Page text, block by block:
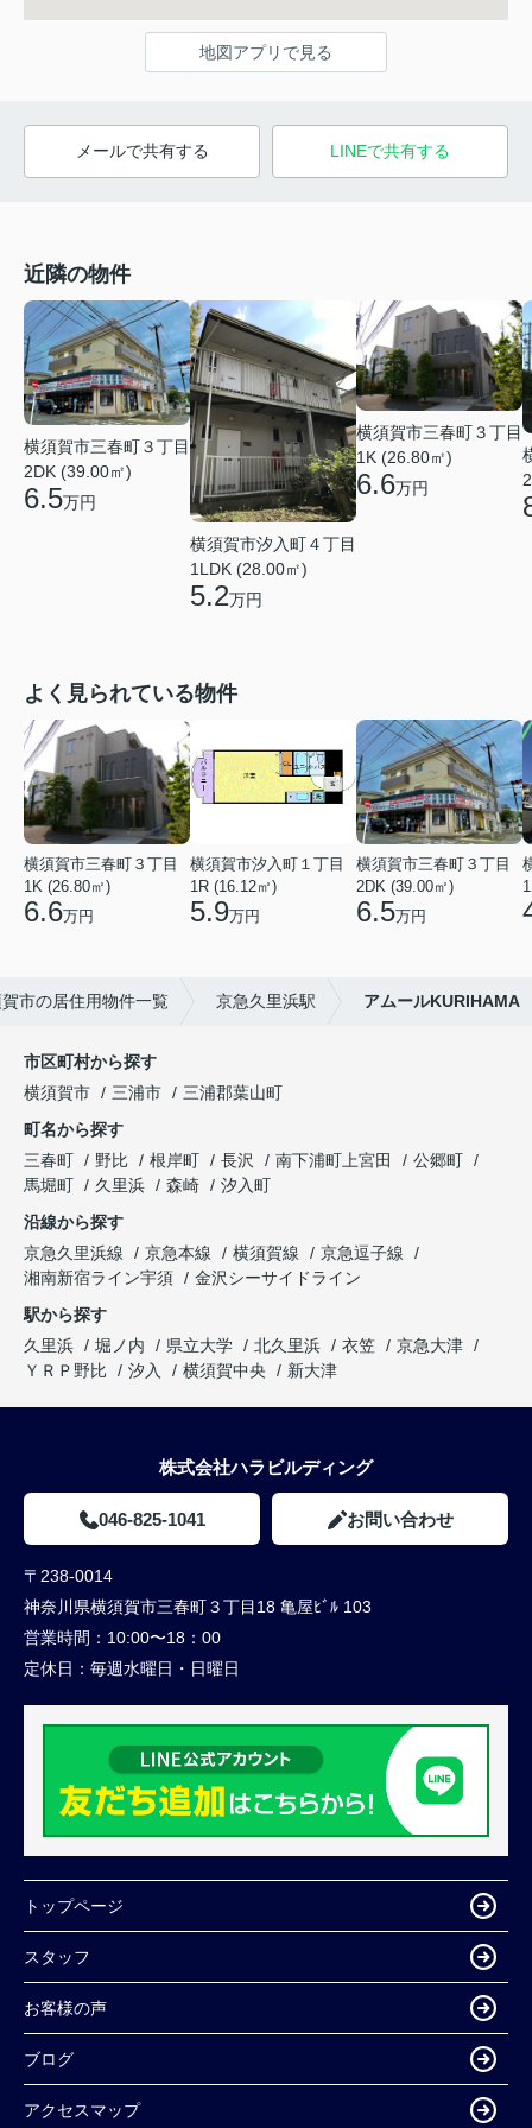
地図アプリで見る
メールで共有する LINEで共有する
近隣の物件
横須賀市三春町３丁目
2DK (39.00㎡)
6.5万円
横須賀市汐入町４丁目
1LDK (28.00㎡)
5.2万円
横須賀市三春町３丁目
1K (26.80㎡)
6.6万円
よく見られている物件
横須賀市三春町３丁目
1K (26.80㎡)
6.6万円
横須賀市汐入町１丁目
1R (16.12㎡)
5.9万円
横須賀市三春町３丁目
2DK (39.00㎡)
6.5万円
市の居住用物件一覧 京急久里浜駅 アムールKURIHAMA
市区町村から探す
横須賀市
三浦市
三浦郡葉山町
町名から探す
三春町
野比 根岸町 長沢 南下浦町上宮田
公郷町
馬堀町
久里浜 森崎
汐入町
沿線から探す
京急久里浜線
京急本線 横須賀線
京急逗子線
湘南新宿ライン宇須
金沢シーサイドライン
駅から探す
久里浜
堀ノ内 県立大学 北久里浜 衣笠
京急大津
ＹＲＰ野比
汐入 横須賀中央 新大津
株式会社ハラビルディング
046-825-1041 お問い合わせ
〒238-0014
神奈川県横須賀市三春町３丁目18 亀屋ﾋﾞﾙ 103
営業時間： 10:00〜18：00
定休日： 毎週水曜日・日曜日
トップページ
スタッフ
お客様の声
ブログ
アクセスマップ